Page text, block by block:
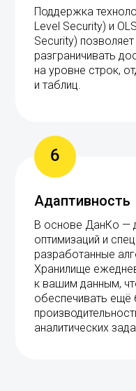
Адаптивность
Поддержка
Level Security) и
Security)
разграничивать
на уровне строк,
и таблиц.
6
В основе ДанКо —
оптимизаций и
разработанные
Хранилище
к вашим данным,
обеспечивать
аналитических